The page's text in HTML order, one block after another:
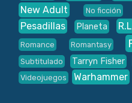
New Adult No ficción
Pesadillas
Planeta
Romance Romantasy
Subtitulado
Tarryn Fisher
Videojuegos Warhammer